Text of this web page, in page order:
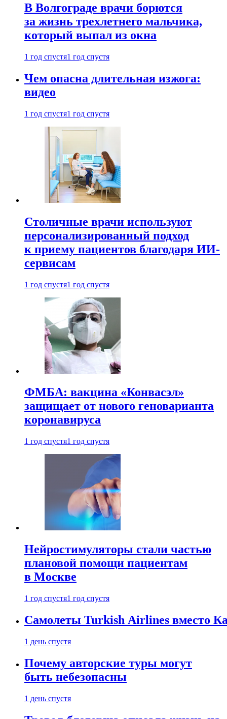
В Волгограде врачи борются
за жизнь трехлетнего мальчика,
который выпал из окна
1 год спустя1 год спустя
Чем опасна длительная изжога:
видео
1 год спустя1 год спустя
Столичные врачи используют
персонализированный подход
к приему пациентов благодаря ИИ-
сервисам
1 год спустя1 год спустя
ФМБА: вакцина «Конвасэл»
защищает от нового геноварианта
коронавируса
1 год спустя1 год спустя
Нейростимуляторы стали частью
плановой помощи пациентам
в Москве
1 год спустя1 год спустя
Самолеты Turkish Airlines вместо
1 день спустя
Почему авторские туры могут
быть небезопасны
1 день спустя